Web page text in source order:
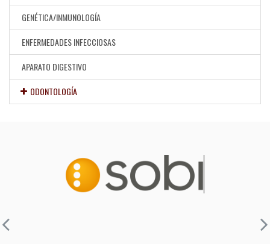
GENÉTICA/INMUNOLOGÍA
ENFERMEDADES INFECCIOSAS
APARATO DIGESTIVO
ODONTOLOGÍA